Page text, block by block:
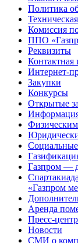
Политика
Комиссия
ППО
Реквизиты
Интернет-
Закупки
Конкурсы
Открытые
Газпром —
«Газпром
Аренда
Пресс-центр
Новости
СМИ о